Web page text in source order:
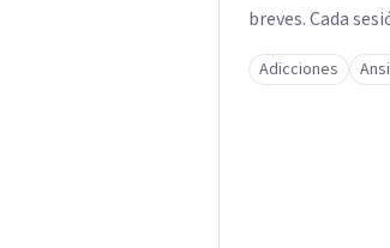
breves. Cada
objetivos. Entre
como el
Adicciones